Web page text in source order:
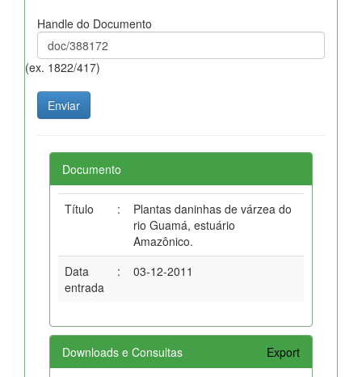
Handle do Documento
(ex. 1822/417)
Documento
Título :
Plantas daninhas de várzea do
rio Guamá, estuário
Amazônico.
Data
entrada
: 03-12-2011
Downloads e Consultas Export